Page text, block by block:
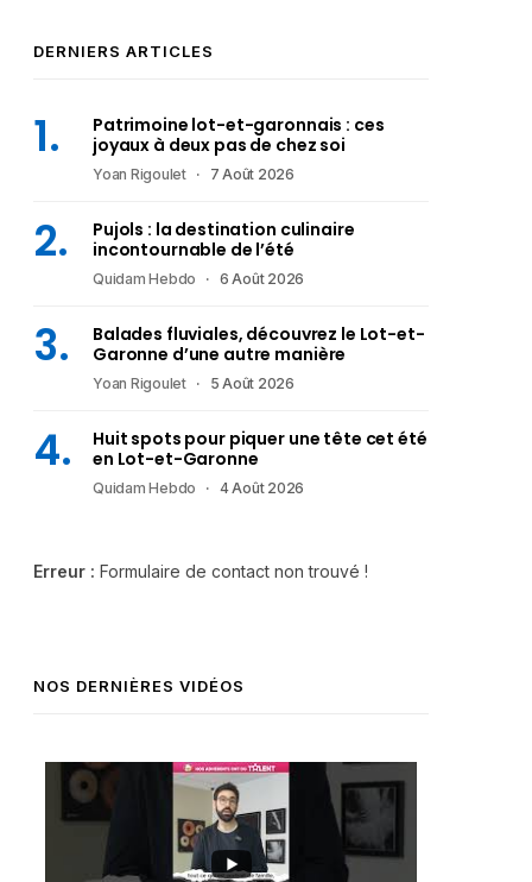
DERNIERS ARTICLES
Patrimoine lot-et-garonnais : ces
joyaux à deux pas de chez soi
Yoan Rigoulet 7 Août 2026
Pujols : la destination culinaire
incontournable de l’été
Quidam Hebdo 6 Août 2026
Balades fluviales, découvrez le Lot-et-
Garonne d’une autre manière
Yoan Rigoulet 5 Août 2026
Huit spots pour piquer une tête cet été
en Lot-et-Garonne
Quidam Hebdo 4 Août 2026
Erreur : Formulaire de contact non trouvé !
NOS DERNIÈRES VIDÉOS